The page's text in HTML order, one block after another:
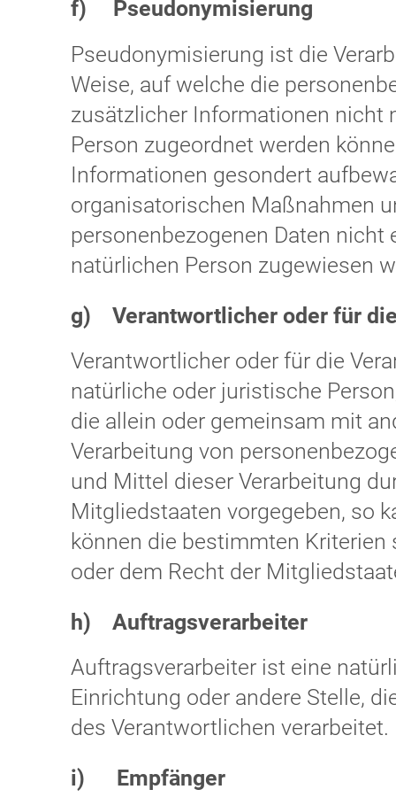
f) Pseudonymisierung
Pseudonymisierung ist die
Weise, auf welche die
zusätzlicher Informationen nicht
Person zugeordnet werden
Informationen gesondert
organisatorischen Maßnahmen
personenbezogenen Daten
natürlichen Person zugewiesen
g) Verantwortlicher oder für
Verantwortlicher oder für die
natürliche oder juristische
die allein oder gemeinsam mit
Verarbeitung von
und Mittel dieser Verarbeitung
Mitgliedstaaten vorgegeben, so
können die bestimmten
oder dem Recht der
h) Auftragsverarbeiter
Auftragsverarbeiter ist eine
Einrichtung oder andere Stelle,
des Verantwortlichen verarbeitet.
i) Empfänger